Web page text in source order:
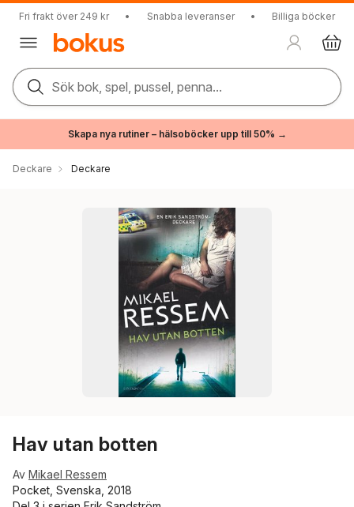
Fri frakt över 249 kr • Snabba leveranser • Billiga böcker
Sök bok, spel, pussel, penna...
Skapa nya rutiner – hälsoböcker upp till 50% →
Deckare Deckare
Hav utan botten
Av Mikael Ressem
Pocket, Svenska, 2018